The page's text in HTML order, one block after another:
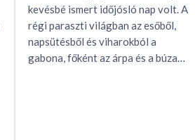
kevésbé ismert időjósló nap volt. A
régi paraszti világban az esőből,
napsütésből és viharokból a
gabona, főként az árpa és a búza…